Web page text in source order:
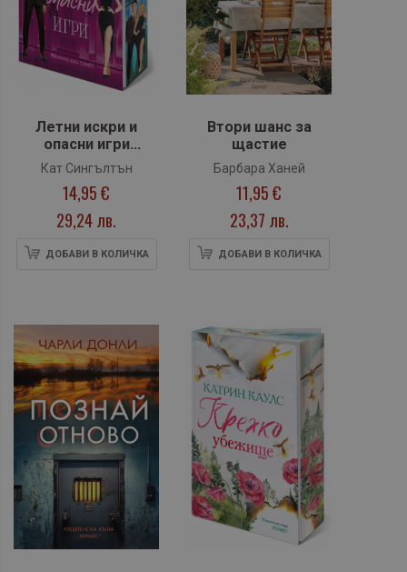
Летни искри и
опасни игри
(Милиардери с
вратовръзки, кн.3),
с цветни порезки
Кат Сингълтън
14,95 €
29,24 лв.
ДОБАВИ В КОЛИЧКА
Втори шанс за
щастие
Барбара Ханей
11,95 €
23,37 лв.
ДОБАВИ В КОЛИЧКА